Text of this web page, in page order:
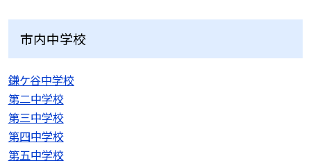
市内中学校
鎌ケ谷中学校
第二中学校
第三中学校
第四中学校
第五中学校